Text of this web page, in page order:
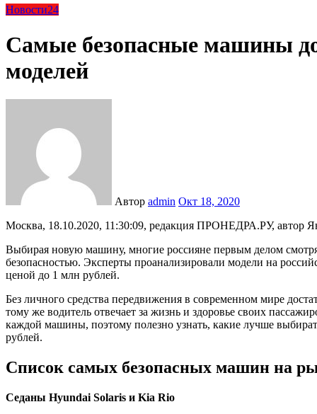
Новости24
Самые безопасные машины
моделей
Автор admin Окт 18, 2020
Москва, 18.10.2020, 11:30:09, редакция ПРОНЕДРА.РУ, автор
Выбирая новую машину, многие россияне первым делом
безопасностью. Эксперты проанализировали модели на
ценой до 1 млн рублей.
Без личного средства передвижения в современном мире
тому же водитель отвечает за жизнь и здоровье своих
каждой машины, поэтому полезно узнать, какие лучше
рублей.
Список самых безопасных машин на
Седаны Hyundai Solaris и Kia Rio